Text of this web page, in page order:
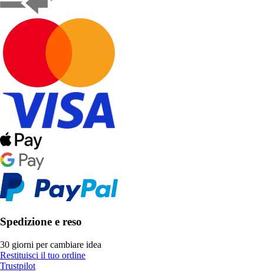
Spedizione e reso
30 giorni per cambiare idea
Restituisci il tuo ordine
Trustpilot